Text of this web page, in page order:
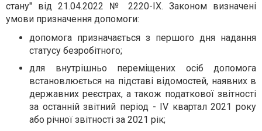
стану" від 21.04.2022 № 2220-IX. Законом визначені
умови призначення допомоги:
допомога призначається з першого дня надання
статусу безробітного;
для внутрішньо переміщених осіб допомога
встановлюється на підставі відомостей, наявних в
державних реєстрах, а також податкової звітності
за останній звітний період - IV квартал 2021 року
або річної звітності за 2021 рік;